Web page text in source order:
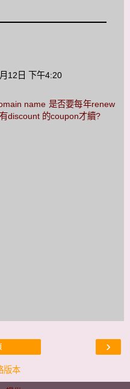
12日 下午4:20
name 是否要每年renew
discount 的coupon才續?
›
版本